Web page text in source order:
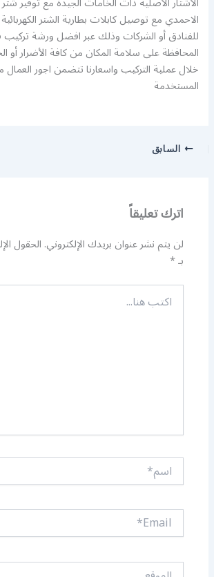
الاحمدي مع توصيل كابلات بطارية الشتر
للفنادق أو الشركات وذلك عبر افضل ورشة
المحافظة على سلامة المكان من كافة الأضرار أو
خلال عملية التركيب واسعارنا تتضمن اجور العمال
المستخدمة
السابق
اترك تعليقاً
لن يتم نشر عنوان بريدك الإلكتروني.الحقول
بـ*
اكتب
هنا...
اسم*
Email*
الموقع